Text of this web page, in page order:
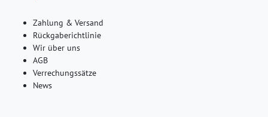
Zahlung & Versand
Rückgaberichtlinie
Wir über uns
AGB
Verrechungssätze
News